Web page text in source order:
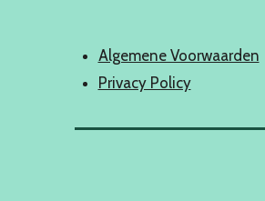
Algemene Voorwaarden
Privacy Policy